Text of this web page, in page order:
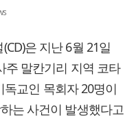
은 지난 6월 21일
주 말칸기리 지역 코타
교인 목회자 20명이
는 사건이 발생했다고